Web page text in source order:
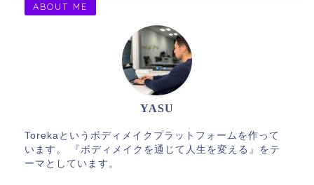
ABOUT ME
YASU
Torekaというボディメイクプラットフォームを作って
います。 『ボディメイクを通じて人生を変える』をテ
ーマとしています。